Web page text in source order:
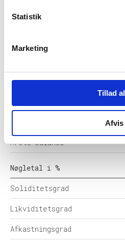
Statistik
Marketing
Tillad
Afvis
Balance i 1000 DKK
Egenkapital
Årets balance
Nøgletal i %
Soliditetsgrad
Likviditetsgrad
Afkastningsgrad